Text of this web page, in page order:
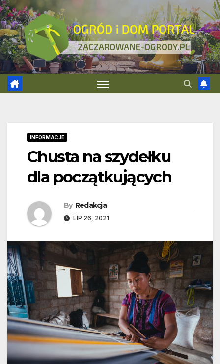
Skip
to
content
INFORMACJE
Chusta na szydełku
dla początkujących
By Redakcja
LIP 26, 2021